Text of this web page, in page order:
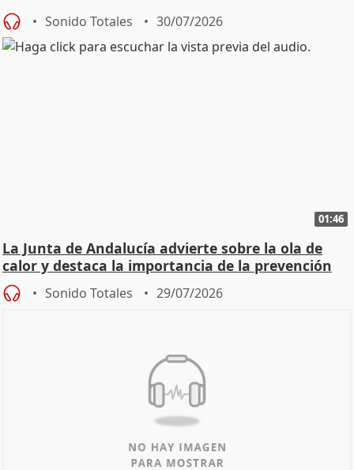
Sonido Totales 30/07/2026
01:46
La Junta de Andalucía advierte sobre la ola de
calor y destaca la importancia de la prevención
Sonido Totales 29/07/2026